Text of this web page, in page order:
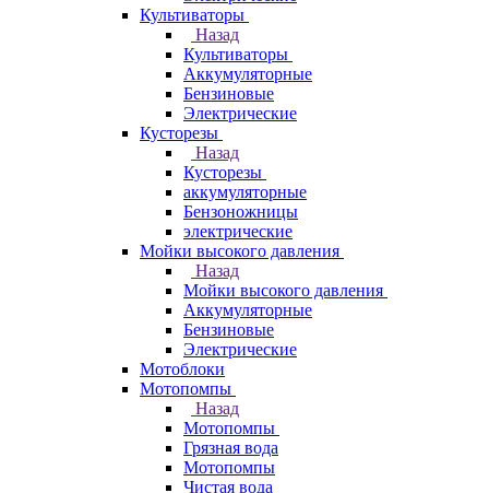
Культиваторы
Назад
Культиваторы
Аккумуляторные
Бензиновые
Электрические
Кусторезы
Назад
Кусторезы
аккумуляторные
Бензоножницы
электрические
Мойки высокого давления
Назад
Мойки высокого давления
Аккумуляторные
Бензиновые
Электрические
Мотоблоки
Мотопомпы
Назад
Мотопомпы
Грязная вода
Мотопомпы
Чистая вода